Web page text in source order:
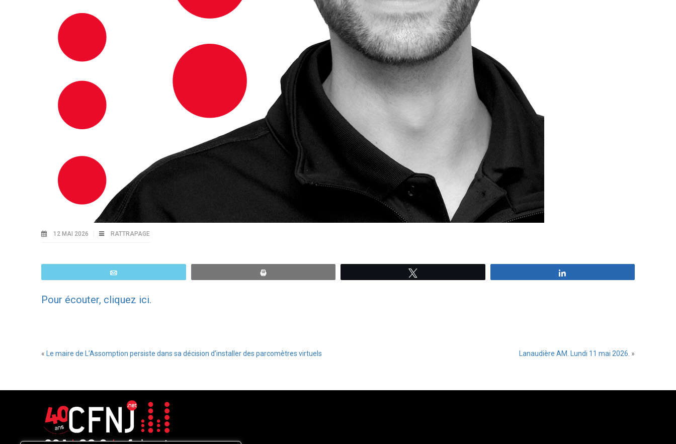
12 MAI 2026 RATTRAPAGE
Pour écouter, cliquez ici.
« Le maire de L’Assomption persiste dans sa décision d’installer des parcomètres virtuels Lanaudière AM. Lundi 11 mai 2026. »